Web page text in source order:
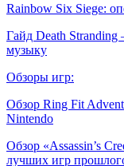
Rainbow Six Siege:
Гайд Death
музыку
Обзоры игр:
Обзор Ring Fit
Nintendo
Обзор «Assassin’s
лучших игр